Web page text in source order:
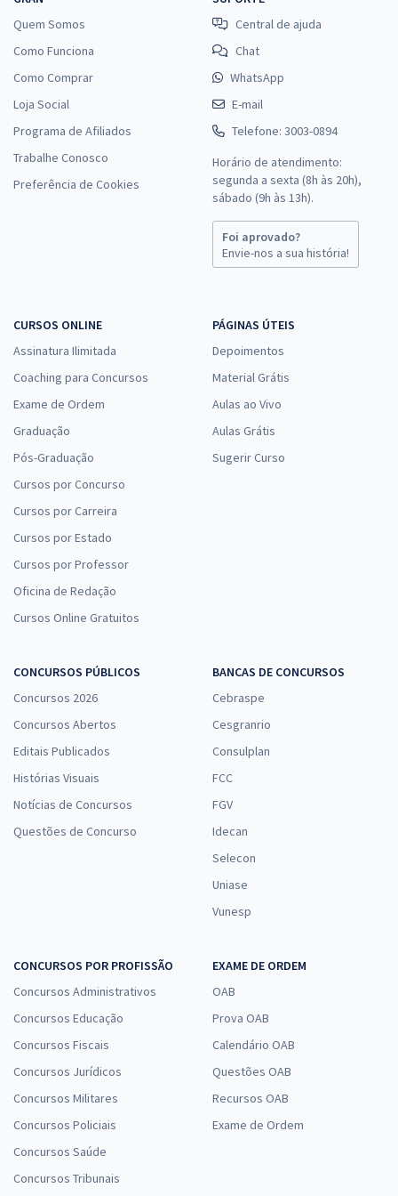
Conhecimentos Básicos e Gerais para o Cargo: Técnico
Administrativo do Ensino Superior
à vista
R$25,99
Comprar
UNEMAT - Universidade do Estado de Mato Grosso MT -
Conhecimentos Específicos para o Cargo de Técnico Universitário -
Nível Superior - Especialidade: Administrador
Economize R$ 51,98 (-20%)
Comprar
UNEMAT - Universidade do Estado de Mato Grosso MT - Publicitário
à vista
UNEMAT - Universidade do Estado de Mato Grosso MT -
R$13,33
Economize R$ 39,98 (-20%)
Comprar
Quem Somos
Como Funciona
Como Comprar
Loja Social
Programa de Afiliados
Trabalhe Conosco
Preferência de Cookies
Central de ajuda
Chat
WhatsApp
E-mail
Telefone: 3003-0894
Horário de atendimento:
segunda a sexta (8h às 20h),
sábado (9h às 13h).
Foi aprovado?
Envie-nos a sua história!
CURSOS ONLINE
Assinatura Ilimitada
Coaching para Concursos
Exame de Ordem
Graduação
Pós-Graduação
Cursos por Concurso
Cursos por Carreira
Cursos por Estado
Cursos por Professor
Oficina de Redação
Cursos Online Gratuitos
PÁGINAS ÚTEIS
Depoimentos
Material Grátis
Aulas ao Vivo
Aulas Grátis
Sugerir Curso
CONCURSOS PÚBLICOS
Concursos 2026
Concursos Abertos
Editais Publicados
Histórias Visuais
Notícias de Concursos
Questões de Concurso
BANCAS DE CONCURSOS
Cebraspe
Cesgranrio
Consulplan
FCC
FGV
Idecan
Selecon
Uniase
Vunesp
CONCURSOS POR PROFISSÃO
Concursos Administrativos
Concursos Educação
Concursos Fiscais
Concursos Jurídicos
Concursos Militares
Concursos Policiais
Concursos Saúde
Concursos Tribunais
EXAME DE ORDEM
OAB
Prova OAB
Calendário OAB
Questões OAB
Recursos OAB
Exame de Ordem